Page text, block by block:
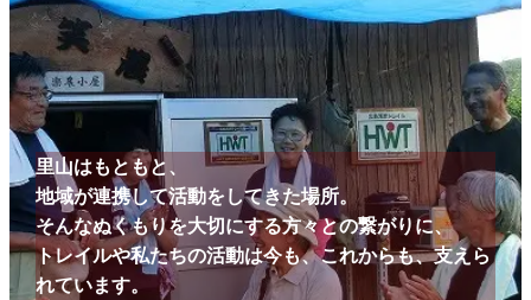
里山はもともと、
地域が連携して活動をしてきた場所。
そんなぬくもりを大切にする方々との繋がりに、
トレイルや私たちの活動は今も、これからも、支えら
れています。